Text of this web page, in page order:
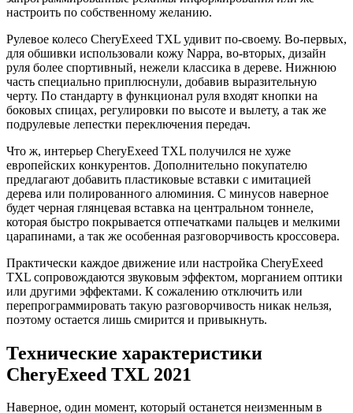
настроить по собственному желанию.
Рулевое колесо CheryExeed TXL удивит по-своему. Во-первых,
для обшивки использовали кожу Nappa, во-вторых, дизайн
руля более спортивный, нежели классика в дереве. Нижнюю
часть специально приплюснули, добавив выразительную
черту. По стандарту в функционал руля входят кнопки на
боковых спицах, регулировки по высоте и вылету, а так же
подрулевые лепестки переключения передач.
Что ж, интерьер CheryExeed TXL получился не хуже
европейских конкурентов. Дополнительно покупателю
предлагают добавить пластиковые вставки с имитацией
дерева или полированного алюминия. С минусов наверное
будет черная глянцевая вставка на центральном тоннеле,
которая быстро покрывается отпечатками пальцев и мелкими
царапинами, а так же особенная разговорчивость кроссовера.
Практически каждое движение или настройка CheryExeed
TXL сопровождаются звуковым эффектом, морганием оптики
или другими эффектами. К сожалению отключить или
перепрограммировать такую разговорчивость никак нельзя,
поэтому остается лишь смирится и привыкнуть.
Технические характеристики
CheryExeed TXL 2021
Наверное, один момент, который останется неизменным в